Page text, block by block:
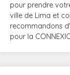
pour prendre
ville de Lima et
recommandons
pour la